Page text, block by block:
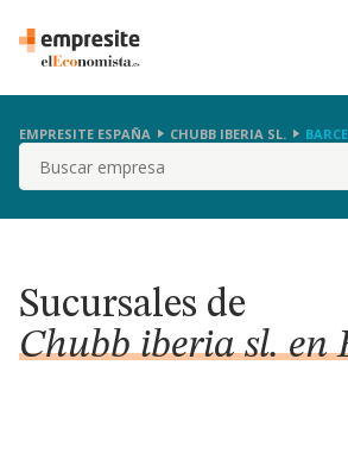
EMPRESITE ESPAÑA CHUBB IBERIA SL.
Buscar
Sucursales de
Chubb iberia sl. en